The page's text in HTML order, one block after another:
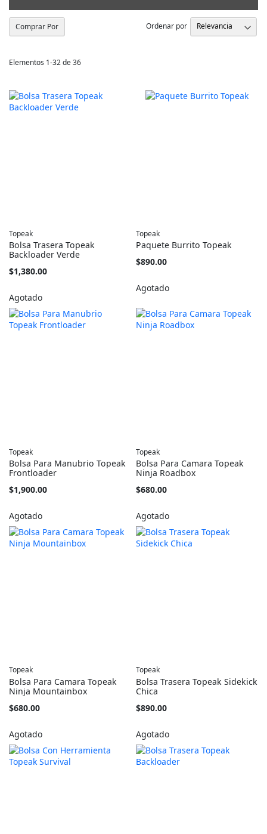
de
Elementos 1-32de36
Ordenar por
Topeak
Bolsa Trasera Topeak
Backloader Verde
$1,380.00
Agotado
Topeak
Paquete Burrito Topeak
$890.00
Agotado
Topeak
Bolsa Para Manubrio Topeak
Frontloader
$1,900.00
Agotado
Topeak
Bolsa Para Camara Topeak
Ninja Roadbox
$680.00
Agotado
Topeak
Bolsa Para Camara Topeak
Ninja Mountainbox
$680.00
Agotado
Topeak
Bolsa Trasera Topeak Sidekick
Chica
$890.00
Agotado
Comprar Por